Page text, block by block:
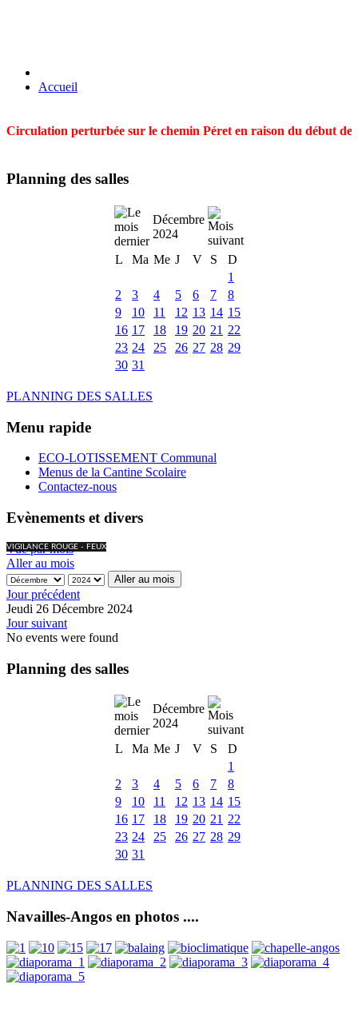
Accueil
Circulation perturbée sur le chemin Péret en raison du début
Planning des salles
Décembre
2024
L
Ma Me J V S
D
1
2
3 4 5 6 7
8
9
10 11 12 13 14 15
16 17 18 19 20 21 22
23 24 25 26 27 28 29
30 31
PLANNING DES SALLES
Menu rapide
ECO-LOTISSEMENT Communal
Menus de la Cantine Scolaire
Contactez-nous
Evènements et divers
VIGILANCE ROUGE - FEUX
Vue par mois
Aller au mois
Aller au mois
Jour précédent
Jeudi 26 Décembre 2024
Jour suivant
No events were found
Planning des salles
Décembre
2024
L
Ma Me J V S
D
1
2
3 4 5 6 7
8
9
10 11 12 13 14 15
16 17 18 19 20 21 22
23 24 25 26 27 28 29
30 31
PLANNING DES SALLES
Navailles-Angos en photos ....